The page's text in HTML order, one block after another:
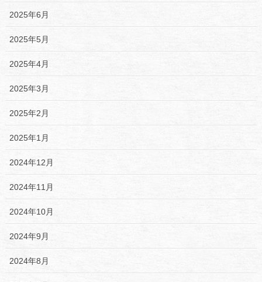
2025年6月
2025年5月
2025年4月
2025年3月
2025年2月
2025年1月
2024年12月
2024年11月
2024年10月
2024年9月
2024年8月